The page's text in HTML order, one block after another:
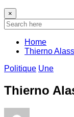
×
Home
Thierno
Politique Une
Thierno